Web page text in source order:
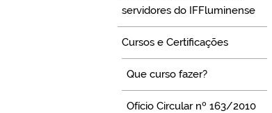
servidores do IFFluminense
Cursos e Certificações
Que curso fazer?
Ofício Circular nº 163/2010